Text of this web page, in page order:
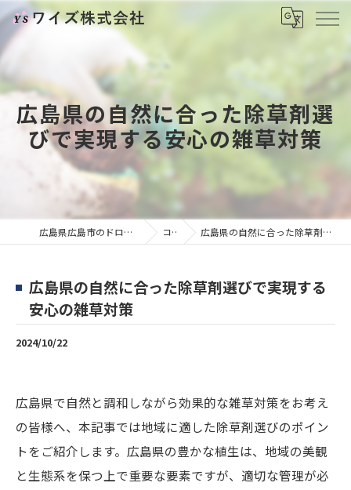
広島県の自然に合った除草剤選
びで実現する安心の雑草対策
広島県広島市のドローンならワイズ株式会社 コラム 広島県の自然に合った除草剤選びで実現する安心の雑草対策
広島県の自然に合った除草剤選びで実現する
安心の雑草対策
2024/10/22
広島県で自然と調和しながら効果的な雑草対策をお考え
の皆様へ、本記事では地域に適した除草剤選びのポイン
トをご紹介します。広島県の豊かな植生は、地域の美観
と生態系を保つ上で重要な要素ですが、適切な管理が必